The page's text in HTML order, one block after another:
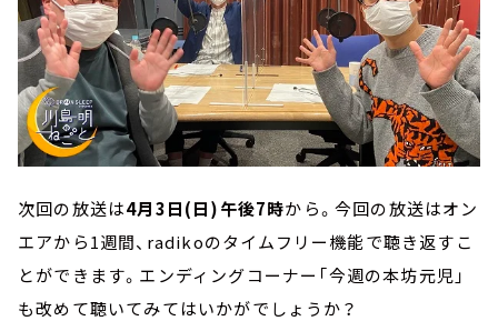
次回の放送は4月3日(日)午後7時から。今回の放送はオン
エアから1週間、radikoのタイムフリー機能で聴き返すこ
とができます。エンディングコーナー「今週の本坊元児」
も改めて聴いてみてはいかがでしょうか？